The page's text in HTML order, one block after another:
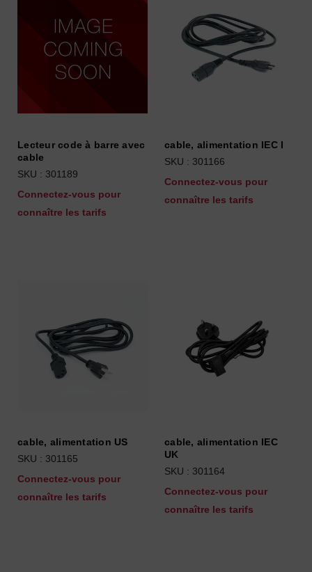
Lecteur code à barre avec
cable
SKU : 301189
Connectez-vous pour
connaître les tarifs
cable, alimentation IEC I
SKU : 301166
Connectez-vous pour
connaître les tarifs
cable, alimentation US
SKU : 301165
Connectez-vous pour
connaître les tarifs
cable, alimentation IEC
UK
SKU : 301164
Connectez-vous pour
connaître les tarifs